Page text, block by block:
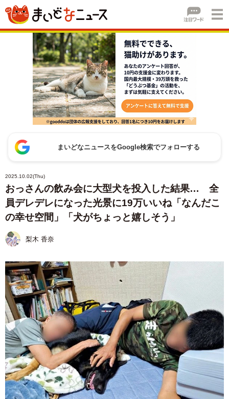
まいどなニュースをGoogle検索でフォローする
2025.10.02(Thu)
おっさんの飲み会に大型犬を投入した結果… 全
員デレデレになった光景に19万いいね「なんだこ
の幸せ空間」「犬がちょっと嬉しそう」
梨木 香奈